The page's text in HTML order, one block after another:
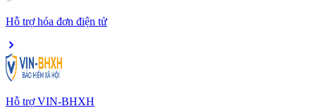
Hỗ trợ hóa đơn điện tử
Hỗ trợ VIN-BHXH